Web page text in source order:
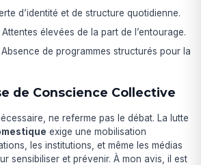
d’identité et de structure quotidienne.
Attentes élevées de la part de l’entourage.
Absence de programmes structurés pour la
de Conscience Collective
ne referme pas le débat. La lutte
exige une mobilisation
les institutions, et même les médias
sensibiliser et prévenir. À mon avis, il est